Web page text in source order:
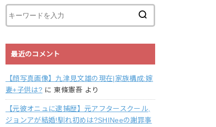
最近のコメント
【顔写真画像】九津見文雄の現在|家族構成:嫁
妻+子供は? に東條憲吾 より
【元彼オニュに逮捕歴】元アフタースクール,
ジョンアが結婚!馴れ初めは?SHINeeの謝罪事